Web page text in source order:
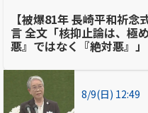
【被爆81年 長崎平和祈
言 全文「核抑止論は、極
悪』ではなく『絶対悪』」
8/9(日) 12:49